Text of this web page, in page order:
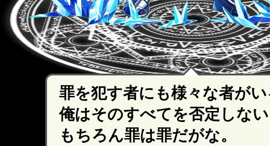
罪を犯す者にも様々な者が
俺はそのすべてを否定しな
もちろん罪は罪だがな。